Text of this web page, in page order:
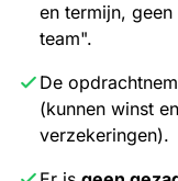
en termijn,
team".
De
(kunnen winst
verzekeringen).